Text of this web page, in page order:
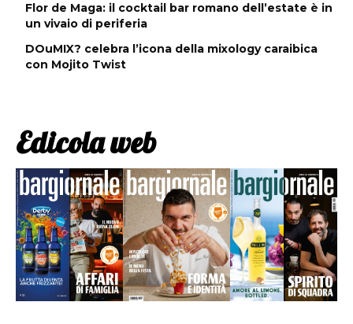
Flor de Maga: il cocktail bar romano dell’estate è in
un vivaio di periferia
DOuMIX? celebra l’icona della mixology caraibica
con Mojito Twist
Edicola web